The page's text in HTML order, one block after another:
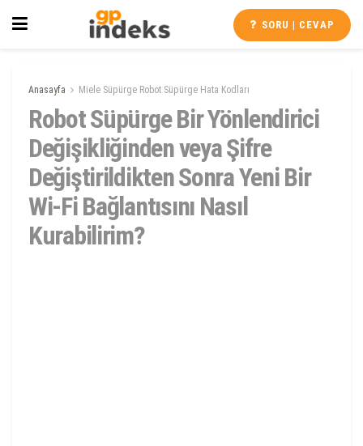
SORU | CEVAP
Anasayfa Miele Süpürge Robot Süpürge Hata Kodları
Robot Süpürge Bir Yönlendirici
Değişikliğinden veya Şifre
Değiştirildikten Sonra Yeni Bir
Wi-Fi Bağlantısını Nasıl
Kurabilirim?